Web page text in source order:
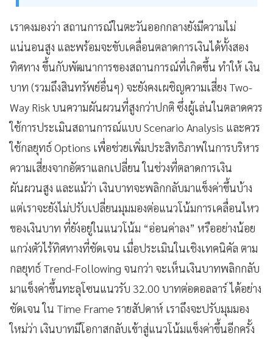
เราคงมองว่า สถานการณ์ในตะวันออกกลางยังมีความไม่
แน่นอนสูง และพร้อมจะขับเคลื่อนตลาดการเงินได้ทั้งสอง
ทิศทาง ขึ้นกับพัฒนาการของสถานการณ์ที่เกิดขึ้น ทำให้ เงิน
บาท (รวมถึงสินทรัพย์อื่นๆ) จะยังคงเผชิญความเสี่ยง Two-
Way Risk บนความผันผวนที่สูงกว่าปกติ ซึ่งผู้เล่นในตลาดควร
ใช้การประเมินสถานการณ์แบบ Scenario Analysis และควร
ใช้กลยุทธ์ Options เพื่อช่วยเพิ่มประสิทธิภาพในการบริหาร
ความเสี่ยงจากอัตราแลกเปลี่ยน ในช่วงที่ตลาดการเงิน
ผันผวนสูง และแม้ว่า เงินบาทจะพลิกกลับมาแข็งค่าขึ้นบ้าง
แต่เราจะยังไม่ปรับเปลี่ยนมุมมองต่อแนวโน้มการเคลื่อนไหว
ของเงินบาท ที่ยังอยู่ในแนวโน้ม “อ่อนค่าลง” หรืออย่างน้อย
แกว่งตัวไร้ทิศทางที่ชัดเจน เมื่อประเมินในเชิงเทคนิคัล ตาม
กลยุทธ์ Trend-Following จนกว่า จะเห็นเงินบาทพลิกกลับ
มาแข็งค่าขึ้นทะลุโซนแนวรับ 32.00 บาทต่อดอลลาร์ ได้อย่าง
ชัดเจน ใน Time Frame รายสัปดาห์ เราถึงจะปรับมุมมอง
ใหม่ว่า เงินบาทมีโอกาสกลับเข้าสู่แนวโน้มแข็งค่าขึ้นอีกครั้ง